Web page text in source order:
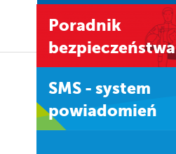
Poradnik
bezpieczeństwa
SMS - system
powiadomień